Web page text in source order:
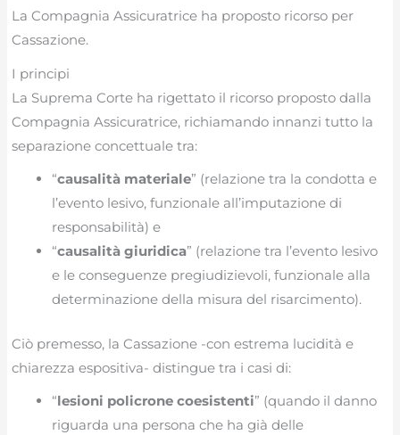
La Compagnia Assicuratrice ha proposto ricorso per
Cassazione.
I principi
La Suprema Corte ha rigettato il ricorso proposto dalla
Compagnia Assicuratrice, richiamando innanzi tutto la
separazione concettuale tra:
“causalità materiale” (relazione tra la condotta e
l’evento lesivo, funzionale all’imputazione di
responsabilità) e
“causalità giuridica” (relazione tra l’evento lesivo
e le conseguenze pregiudizievoli, funzionale alla
determinazione della misura del risarcimento).
Ciò premesso, la Cassazione -con estrema lucidità e
chiarezza espositiva- distingue tra i casi di:
“lesioni policrone coesistenti” (quando il danno
riguarda una persona che ha già delle